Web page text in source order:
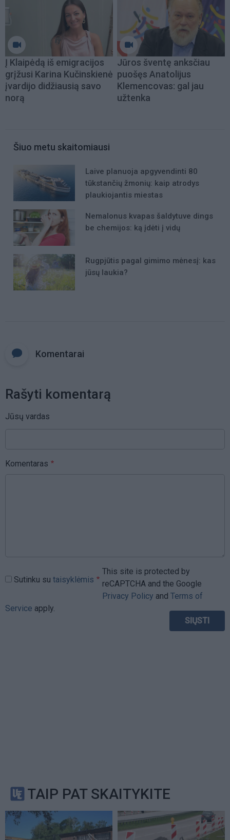
Į Klaipėdą iš emigracijos
grįžusi Karina Kučinskienė
įvardijo didžiausią savo
norą
Jūros šventę anksčiau
puošęs Anatolijus
Klemencovas: gal jau
užtenka
Šiuo metu skaitomiausi
Laive planuoja apgyvendinti 80
tūkstančių žmonių: kaip atrodys
plaukiojantis miestas
Nemalonus kvapas šaldytuve dings
be chemijos: ką įdėti į vidų
Rugpjūtis pagal gimimo mėnesį: kas
jūsų laukia?
Komentarai
Rašyti komentarą
Jūsų vardas
Komentaras
Sutinku su taisyklėmis
This site is protected by
reCAPTCHA and the Google
Privacy Policy and Terms of
Service apply.
TAIP PAT SKAITYKITE